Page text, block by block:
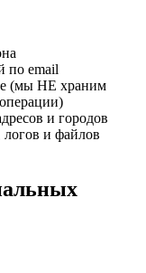
по email
(мы НЕ храним
и городов
и файлов